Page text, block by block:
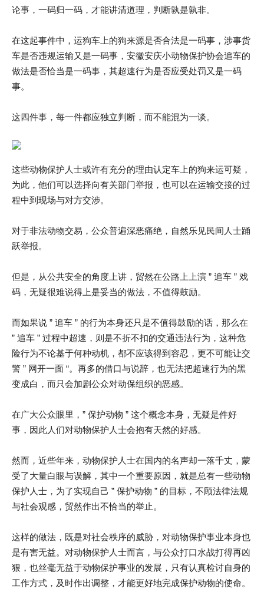
论事，一码归一码，才能讲清道理，判断孰是孰非。
在这起事件中，运狗车上的狗来源是否合法是一码事，涉事货
车是否违规运输又是一码事，安徽安庆小动物保护协会追车的
做法是否恰当是一码事，其超速行为是否应受处罚又是一码
事。
这四件事，每一件都应独立判断，而不能混为一谈。
这些动物保护人士或许有充分的理由认定车上的狗来运可疑，
为此，他们可以选择向有关部门举报，也可以在运输交接的过
程中到现场与对方交涉。
对于非法动物交易，公众普遍深恶痛绝，自然乐见民间人士踊
跃举报。
但是，从公共安全的角度上讲，贸然在公路上上演 ” 追车 ” 戏
码，无疑很难说得上是妥当的做法，不值得鼓励。
而如果说 ” 追车 ” 的行为本身还只是不值得鼓励的话，那么在
” 追车 ” 过程中超速，则是不折不扣的交通违法行为，这种危
险行为不论基于何种动机，都不应该得到容忍，更不可能让交
警 ” 网开一面 “。再多的借口与说辞，也无法把超速行为的黑
变成白，而只会加剧公众对动保组织的恶感。
在广大公众眼里，” 保护动物 ” 这个概念本身，无疑是件好
事，因此人们对动物保护人士会抱有天然的好感。
然而，近些年来，动物保护人士在国内的名声却一落千丈，蒙
受了大量白眼与误解，其中一个重要原因，就是总有一些动物
保护人士，为了实现自己 ” 保护动物 ” 的目标，不顾法律法规
与社会观感，贸然作出不恰当的举止。
这样的做法，既是对社会秩序的威胁，对动物保护事业本身也
是有害无益。对动物保护人士而言，与公众打口水战打得再凶
狠，也丝毫无益于动物保护事业的发展，只有认真检讨自身的
工作方式，及时作出调整，才能更好地完成保护动物的使命。